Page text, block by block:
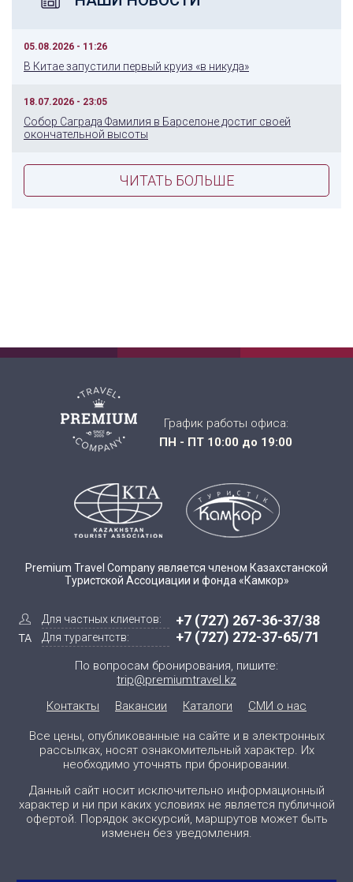
05.08.2026 - 11:26
В Китае запустили первый круиз «в никуда»
18.07.2026 - 23:05
Собор Саграда Фамилия в Барселоне достиг своей
окончательной высоты
ЧИТАТЬ БОЛЬШЕ
График работы офиса:
ПН - ПТ 10:00 до 19:00
Premium Travel Company является членом Казахстанской
Туристской Ассоциации и фонда «Камкор»
Для частных клиентов:
Для турагентств:
+7 (727) 267-36-37/38
+7 (727) 272-37-65/71
По вопросам бронирования, пишите:
trip@premiumtravel.kz
Контакты
Вакансии Каталоги СМИ о нас
Все цены, опубликованные на сайте и в электронных
рассылках, носят ознакомительный характер. Их
необходимо уточнять при бронировании.
Данный сайт носит исключительно информационный
характер и ни при каких условиях не является публичной
офертой. Порядок экскурсий, маршрутов может быть
изменен без уведомления.